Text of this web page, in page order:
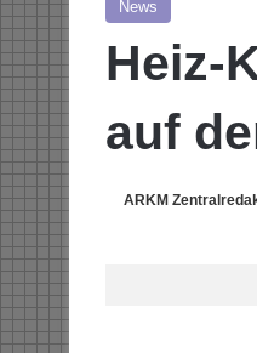
News
Heiz-
auf
ARKM